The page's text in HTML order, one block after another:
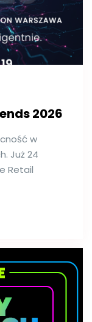
2026
w
Już 24
Retail